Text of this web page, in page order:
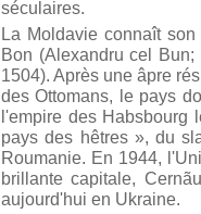
séculaires.
La Moldavie connaît
Bon (Alexandru cel
1504). Après une âpre
des Ottomans, le pays
l'empire des Habsbourg
pays des hêtres », du
Roumanie. En 1944,
brillante capitale,
aujourd'hui en Ukraine.